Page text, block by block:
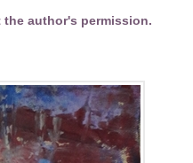
author's permission.